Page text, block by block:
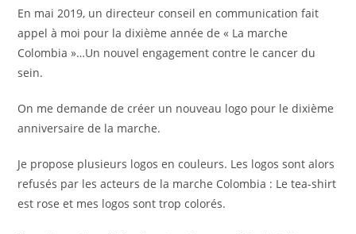
En mai 2019, un directeur conseil en communication fait
appel à moi pour la dixième année de « La marche
Colombia »…Un nouvel engagement contre le cancer du
sein.
On me demande de créer un nouveau logo pour le dixième
anniversaire de la marche.
Je propose plusieurs logos en couleurs. Les logos sont alors
refusés par les acteurs de la marche Colombia : Le tea-shirt
est rose et mes logos sont trop colorés.